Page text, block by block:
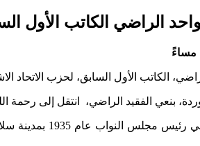
الراضي الكاتب الأول
الكاتب الأول السابق، لحزب الاتحاد
بنعي الفقيد الراضي، انتقل إلى رحمة
ازداد